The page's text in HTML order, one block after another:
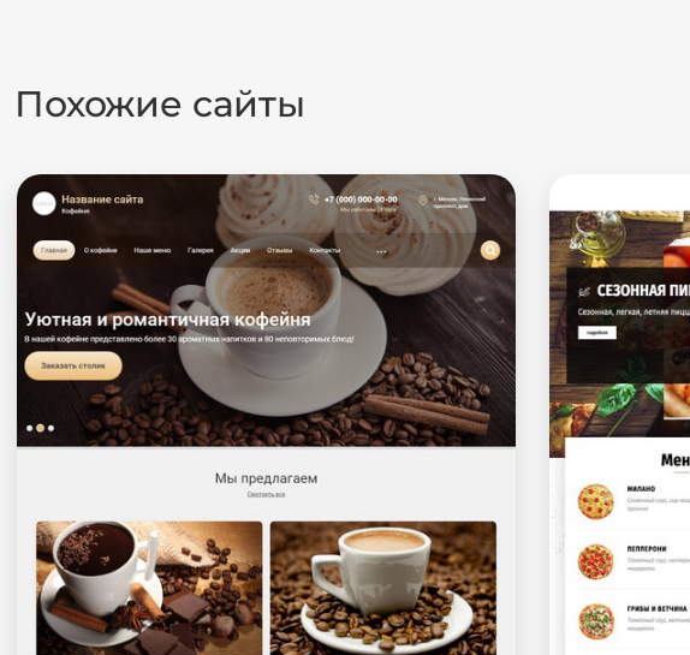
Похожие сайты